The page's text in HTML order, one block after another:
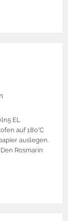
EL
auf 180°C
auslegen.
Rosmarin